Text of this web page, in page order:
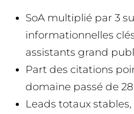
SoA multiplié par 3
informationnelles
assistants grand
Part des citations
domaine passé de 28
Leads totaux stables,